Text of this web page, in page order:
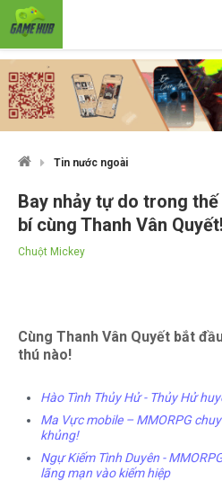
Tin nước ngoài
Bay nhảy tự do trong
bí cùng Thanh Vân Quyết!
Chuột Mickey
Cùng Thanh Vân Quyết bắt
thú nào!
Hào Tình Thủy Hử - Thủy Hử
Ma Vực mobile – MMORPG
khủng!
Ngự Kiếm Tình Duyên -
lãng mạn vào kiếm hiệp